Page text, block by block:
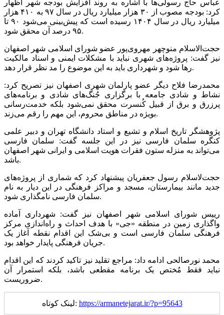
عباس حاج رسولی‌ها با اشاره به روند افزایش بودجه شهر اظهار
کرد: بودجه مصوب از ۳۰ هزار میلیارد ریال در سال ۹۷ به ۴۱۰ هزار
میلیارد ریال در سال ۱۴۰۴ رسیده است که پیش‌بینی می‌شود ۹۰ تا
۹۵ درصد آن محقق شود.
حجت‌الاسلام منوچهر مهروی‌پور عضو شورای اسلامی شهر اصفهان
نیز گفت: پروژه‌های شهری نباید با مشکلات ایمنی و اسناد مالکیت
رها شود و شهرداری باید به این موضوع را مد نظر قرار دهد.
محمدرضا فلاح دیگر عضو پارلمان شهری اصفهان نیز تصریح کرد:
نشاط و شادی جامعه با برگزاری جُنگ‌های شادی و برنامه‌های
پرزرق‌ و برق از قبیل کُنسرت محقق نمی‌شود بلکه خدمت‌رسانی
بویژه در مناطق محروم، این مهم را رقم می‌زند.
پژوهشگر تاریخ اسلام و تشیع و استاد دانشگاه تهران و دبیر علمی
کنگره سلمان فارسی نیز در این جلسه گفت: سلمان فارسی
می‌تواند به منزله ستون فقرات هویت اسلامی و ایرانی شهر اصفهان
باشد.
حجت‌لاسلام رسول جعفریان پیشنهاد کرد که شماری از پروژه‌های
جدید مانند بیمارستان، مسجد و مراکز فرهنگی در این دیار به نام
سلمان فارسی نامگذاری شود.
رییس شورای اسلامی شهر اصفهان نیز گفت: شهرداری آماده
واگذاری زمین در منطقه «جی« با هدف احداث و راه‌اندازی مرکز
فرهنگی سلمان فارسی است و بی‌شک این اقدام نقطه آغاز یک
جریان فرهنگی پایدار خواهد بود.
محمد نورصالحی ادامه داد: مراجع تقلید نیز تاکید کردند که این اقدام
نباید فقط مُختص یک برنامه مقطعی باشد، بلکه استمرار آن
ضروریست.
لینک کوتاه: https://armanetejarat.ir/?p=95643